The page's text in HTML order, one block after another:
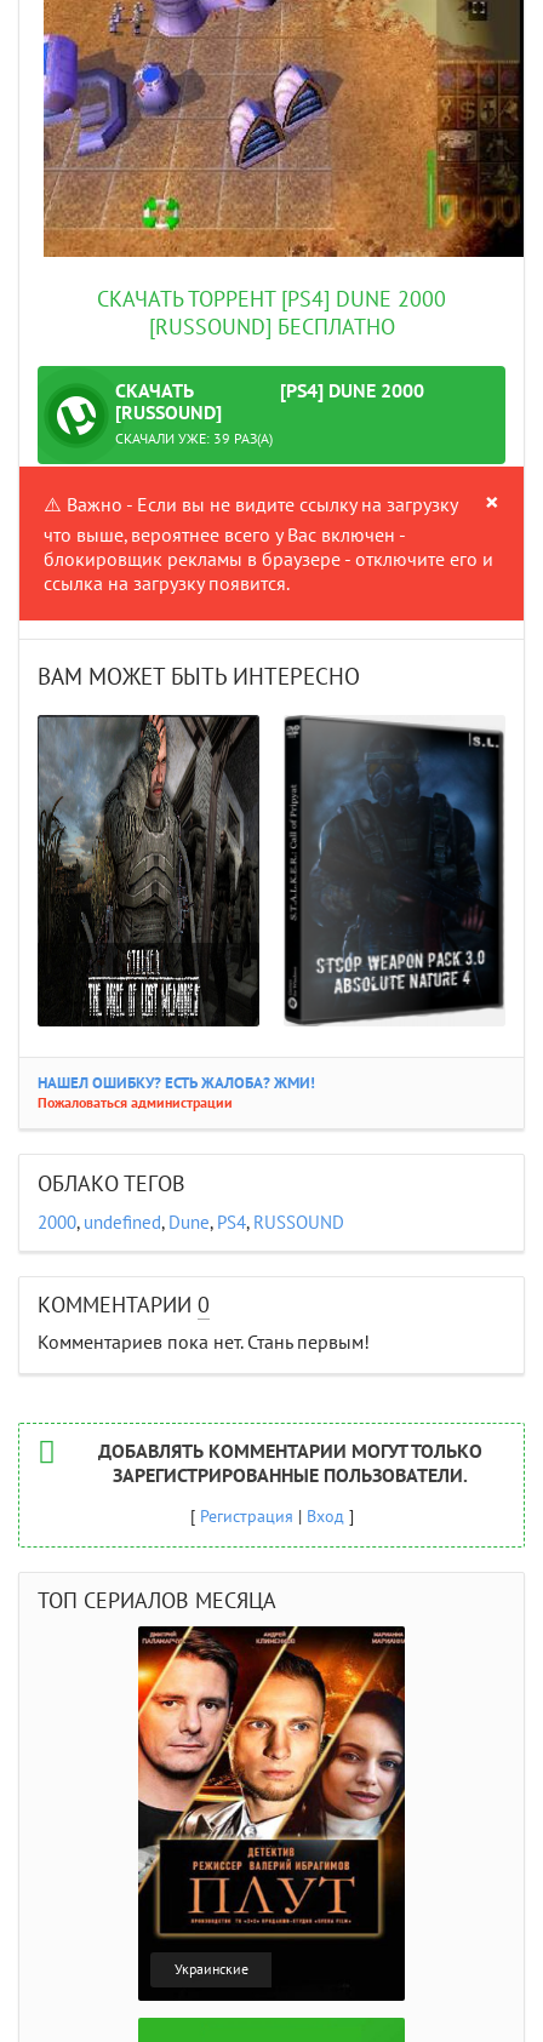
СКАЧАТЬ ТОРРЕНТ [PS4] DUNE 2000
[RUSSOUND] БЕСПЛАТНО
СКАЧАТЬ
ТОРРЕНТ
[PS4] DUNE 2000
[RUSSOUND]
ПРОВЕРЕНО СКАЧАЛИ УЖЕ: 39 РАЗ(А)
×
⚠️ Важно - Если вы не видите ссылку на загрузку
что выше, вероятнее всего у Вас включен -
блокировщик рекламы в браузере - отключите его и
ссылка на загрузку появится.
ВАМ МОЖЕТ БЫТЬ ИНТЕРЕСНО
НАШЕЛ ОШИБКУ? ЕСТЬ ЖАЛОБА? ЖМИ!
Пожаловаться администрации
ОБЛАКО ТЕГОВ
2000, undefined, Dune, PS4, RUSSOUND
КОММЕНТАРИИ 0
Комментариев пока нет. Стань первым!
ДОБАВЛЯТЬ КОММЕНТАРИИ МОГУТ ТОЛЬКО
ЗАРЕГИСТРИРОВАННЫЕ ПОЛЬЗОВАТЕЛИ.
[ Регистрация | Вход]
ТОП СЕРИАЛОВ МЕСЯЦА
Украинские